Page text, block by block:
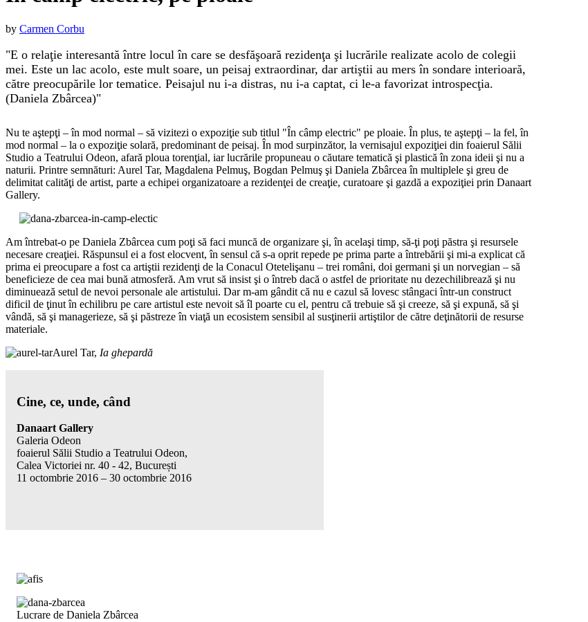
Published
:
15
octombrie
201616
octombrie
by Carmen Corbu
E o relaţie interesantă între locul în care se desfăşoară rezidenţa şi lucrările realizate acolo de colegii
mei. Este un lac acolo, este mult soare, un peisaj extraordinar, dar artiştii au mers în sondare interioară,
către preocupările lor tematice. Peisajul nu i-a distras, nu i-a captat, ci le-a favorizat introspecţia.
(Daniela Zbârcea)
Nu te aştepţi – în mod normal – să vizitezi o expoziţie sub titlul "În câmp electric" pe ploaie. În plus, te aştepţi – la fel, în
mod normal – la o expoziţie solară, predominant de peisaj. În mod surpinzător, la vernisajul expoziţiei din foaierul Sălii
Studio a Teatrului Odeon, afară ploua torenţial, iar lucrările propuneau o căutare tematică şi plastică în zona ideii şi nu a
naturii. Printre semnături: Aurel Tar, Magdalena Pelmuş, Bogdan Pelmuş şi Daniela Zbârcea în multiplele şi greu de
delimitat calităţi de artist, parte a echipei organizatoare a rezidenţei de creaţie, curatoare şi gazdă a expoziţiei prin Danaart
Gallery.
Am întrebat-o pe Daniela Zbârcea cum poţi să faci muncă de organizare şi, în acelaşi timp, să-ţi poţi păstra şi resursele
necesare creaţiei. Răspunsul ei a fost elocvent, în sensul că s-a oprit repede pe prima parte a întrebării şi mi-a explicat că
prima ei preocupare a fost ca artiştii rezidenţi de la Conacul Otetelişanu – trei români, doi germani şi un norvegian – să
beneficieze de cea mai bună atmosferă. Am vrut să insist şi o întreb dacă o astfel de prioritate nu dezechilibrează şi nu
diminuează setul de nevoi personale ale artistului. Dar m-am gândit că nu e cazul să lovesc stângaci într-un construct
dificil de ţinut în echilibru pe care artistul este nevoit să îl poarte cu el, pentru că trebuie să şi creeze, să şi expună, să şi
vândă, să şi managerieze, să şi păstreze în viaţă un ecosistem sensibil al susţinerii artiştilor de către deţinătorii de resurse
materiale.
Aurel Tar, Ia ghepardă
Cine, ce, unde, când
Danaart Gallery
Galeria Odeon
foaierul Sălii Studio a Teatrului Odeon,
Calea Victoriei nr. 40 - 42, București
11 octombrie 2016 – 30 octombrie 2016
Lucrare de Daniela Zbârcea